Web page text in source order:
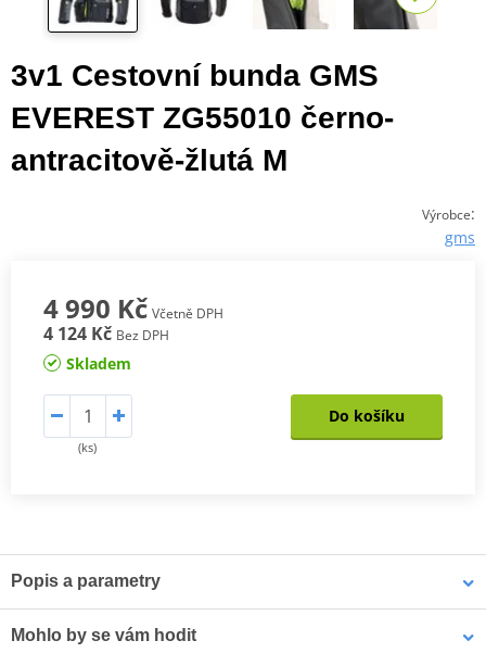
3v1 Cestovní bunda GMS
EVEREST ZG55010 černo-
antracitově-žlutá M
Výrobce:
gms
4 990 Kč Včetně DPH
4 124 Kč Bez DPH
Skladem
(ks)
Do košíku
Popis a parametry
Mohlo by se vám hodit